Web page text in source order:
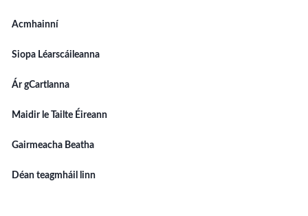
Acmhainní
Siopa Léarscáileanna
Ár gCartlanna
Maidir le Tailte Éireann
Gairmeacha Beatha
Déan teagmháil linn